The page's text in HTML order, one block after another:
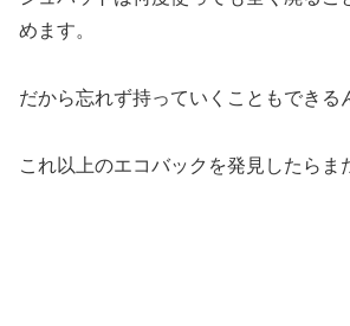
めます。
だから忘れず持っていくこともできる
これ以上のエコバックを発見したらま